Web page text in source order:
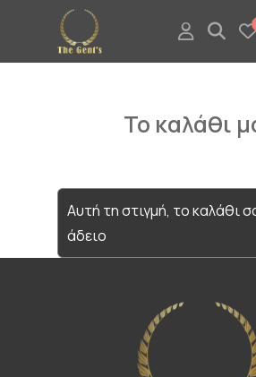
Το καλάθι
Αυτή τη στιγμή, το καλάθι
άδειο